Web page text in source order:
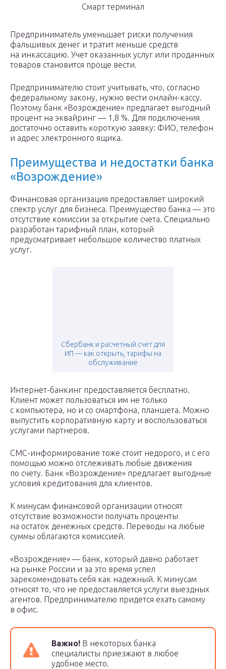
Смарт терминал
Предприниматель уменьшает риски получения
фальшивых денег и тратит меньше средств
на инкассацию. Учет оказанных услуг или проданных
товаров становится проще вести.
Предпринимателю стоит учитывать, что, согласно
федеральному закону, нужно вести онлайн-кассу.
Поэтому банк «Возрождение» предлагает выгодный
процент на эквайринг — 1,8 %. Для подключения
достаточно оставить короткую заявку: ФИО, телефон
и адрес электронного ящика.
Преимущества и недостатки банка
«Возрождение»
Финансовая организация предоставляет широкий
спектр услуг для бизнеса. Преимущество банка — это
отсутствие комиссии за открытие счета. Специально
разработан тарифный план, который
предусматривает небольшое количество платных
услуг.
Сбербанк и расчетный счет для
ИП — как открыть, тарифы на
обслуживание
Интернет-банкинг предоставляется бесплатно.
Клиент может пользоваться им не только
с компьютера, но и со смартфона, планшета. Можно
выпустить корпоративную карту и воспользоваться
услугами партнеров.
СМС-информирование тоже стоит недорого, и с его
помощью можно отслеживать любые движения
по счету. Банк «Возрождение» предлагает выгодные
условия кредитования для клиентов.
К минусам финансовой организации относят
отсутствие возможности получать проценты
на остаток денежных средств. Переводы на любые
суммы облагаются комиссией.
«Возрождение» — банк, который давно работает
на рынке России и за это время успел
зарекомендовать себя как надежный. К минусам
относят то, что не предоставляется услуги выездных
агентов. Предпринимателю придется ехать самому
в офис.
Важно! В некоторых банка
специалисты приезжают в любое
удобное место.